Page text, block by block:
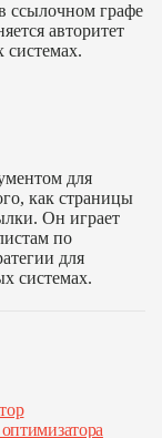
ссылочном графе
авторитет
системах.
для
как страницы
Он играет
по
для
системах.